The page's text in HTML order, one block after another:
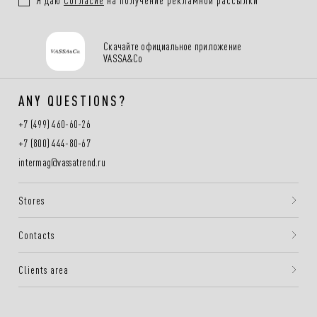
Скачайте официальное приложение
VASSA&Co
ANY QUESTIONS?
+7 (499) 460-60-26
+7 (800) 444-80-67
intermag@vassatrend.ru
Stores
Contacts
Clients area